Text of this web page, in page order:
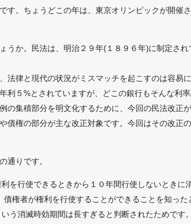
す。ちょうどこの年は、東京オリンピックが開催
うか。民法は、明治２９年(１８９６年)に制定さ
法律と現代の状況がミスマッチを起こすのは容易
利５%とされていますが、どこの銀行もそんな利
の集積部分を明文化するために、今回の民法改正
債権の部分が主な改正対象です。今回はその改正
通りです。
を行使できるときから１０年間行使しないときに
債権者が権利を行使することができることを知っ
う消滅時効期間は長すぎると判断されたためです。